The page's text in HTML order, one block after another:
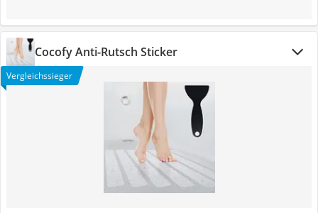
Cocofy Anti-Rutsch Sticker
Vergleichssieger